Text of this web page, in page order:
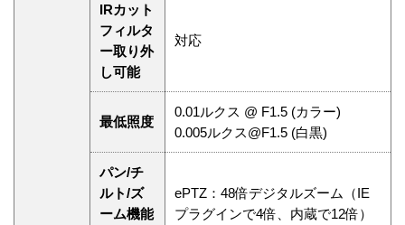
IRカット
フィルタ
ー取り外
し可能
対応
最低照度
0.01ルクス @ F1.5 (カラー)
0.005ルクス@F1.5 (白黒)
パン/チ
ルト/ズ
ーム機能
ePTZ：48倍デジタルズーム（IE
プラグインで4倍、内蔵で12倍）